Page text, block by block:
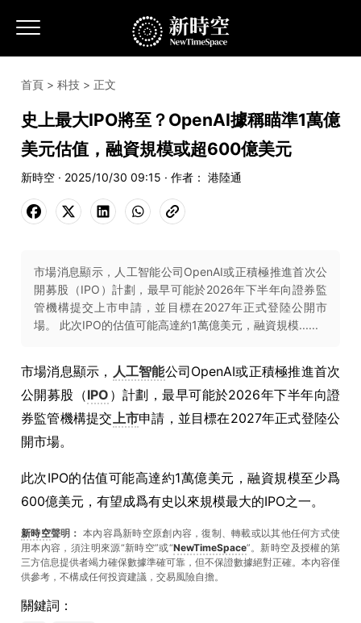
首頁 > 科技 > 正文
史上最大IPO將至？OpenAI據稱瞄準1萬億
美元估值，融資規模或超600億美元
新時空 · 2025/10/30 09:15 · 作者： 港陸通
市場消息顯示，人工智能公司OpenAI或正積極推進首次公
開募股（IPO）計劃，最早可能於2026年下半年向證券監
管機構提交上市申請，並目標在2027年正式登陸公開市
場。 此次IPO的估值可能高達約1萬億美元，融資規模......
市場消息顯示， 人工智能公司OpenAI或正積極推進首次
公開募股（IPO ）計劃，最早可能於2026年下半年向證
券監管機構提交上市申請，並目標在2027年正式登陸公
開市場。
此次IPO的估值可能高達約1萬億美元，融資規模至少爲
600億美元，有望成爲有史以來規模最大的IPO之一。
新時空聲明： 本內容爲新時空原創內容，復制、轉載或以其他任何方式使
用本內容，須注明來源“新時空”或“NewTimeSpace”。新時空及授權的第
三方信息提供者竭力確保數據準確可靠，但不保證數據絕對正確。本內容僅
供參考，不構成任何投資建議，交易風險自擔。
關鍵詞：